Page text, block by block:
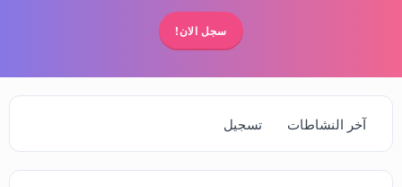
سجل الان!
آخر النشاطات تسجيل